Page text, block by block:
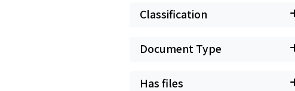
Classification
Document Type
Has files